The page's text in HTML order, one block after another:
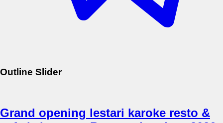
Outline Slider
Grand opening lestari karoke resto &